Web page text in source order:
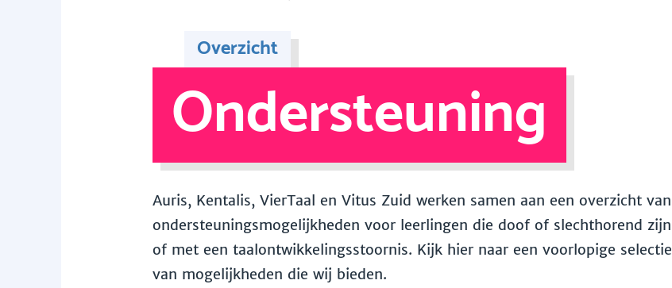
Overzicht
Ondersteuning
Auris, Kentalis, VierTaal en Vitus Zuid werken samen aan een overzicht van
ondersteuningsmogelijkheden voor leerlingen die doof of slechthorend zijn
of met een taalontwikkelingsstoornis. Kijk hier naar een voorlopige selectie
van mogelijkheden die wij bieden.